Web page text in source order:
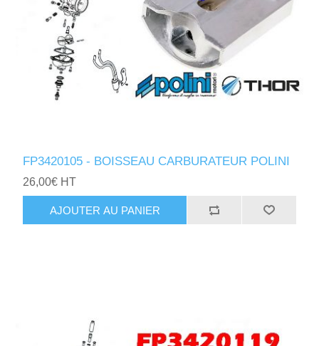
FP3420105 - BOISSEAU CARBURATEUR POLINI
26,00€ HT
AJOUTER AU PANIER